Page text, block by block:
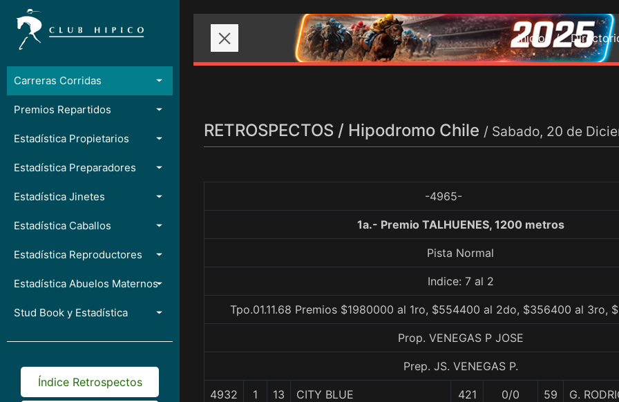
Carreras Corridas
Premios Repartidos
Estadística Propietarios
Estadística Preparadores
Estadística Jinetes
Estadística Caballos
Estadística Reproductores
Estadística Abuelos Maternos
Stud Book y Estadística
Índice Retrospectos
Inicio /
RETROSPECTOS / Hipodromo Chile / Sabado, 20 de
-4965-
1a.- Premio TALHUENES, 1200 metros
Pista Normal
Indice: 7 al 2
Tpo.01.11.68 Premios $1980000 al 1ro, $554400 al 2do, $356400 al 3ro,
Prop. VENEGAS P JOSE
Prep. JS. VENEGAS P.
4932 1 13 CITY BLUE 421 0/0 59 G.